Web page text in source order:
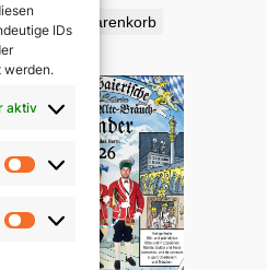
IDs
werden.
aktiv
Vorlieben
Statistiken
In den Warenkorb